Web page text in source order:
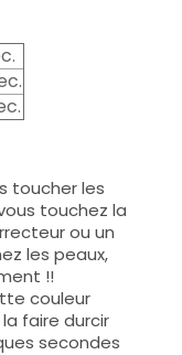
toucher les
touchez la
ou un
les peaux,
!!
couleur
faire durcir
secondes